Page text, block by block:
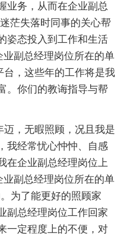
业务，从而在企业副总
茫失落时同事的关心帮
姿态投入到工作和生活
副总经理岗位所在的单
，这些年的工作将是我
。你们的教诲指导与帮
，无暇照顾，况且我是
我经常忧心忡忡、自感
在企业副总经理岗位上
副总经理岗位所在的单
为了能更好的照顾家
副总经理岗位工作回家
一定程度上的不便，对